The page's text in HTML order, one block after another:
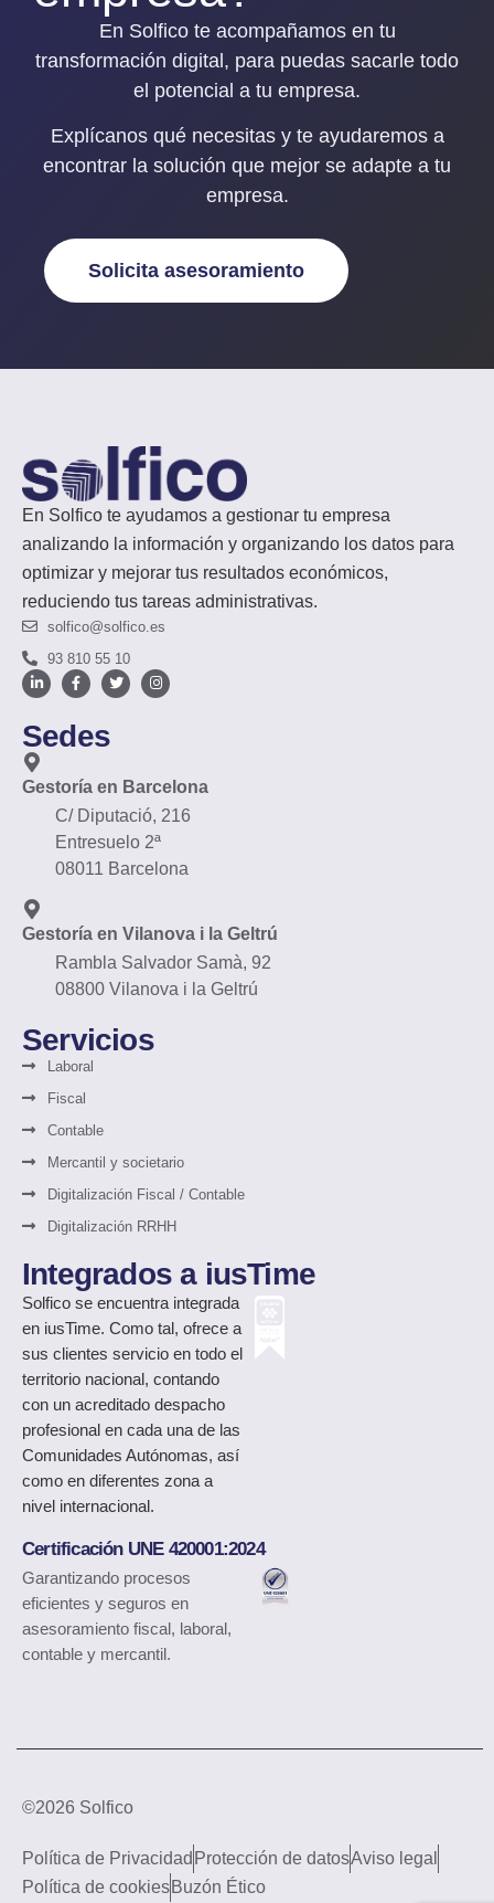
En Solfico te acompañamos en tu
transformación digital, para puedas sacarle todo
el potencial a tu empresa.
Explícanos qué necesitas y te ayudaremos a
encontrar la solución que mejor se adapte a tu
empresa.
Solicita asesoramiento
En Solfico te ayudamos a gestionar tu empresa
analizando la información y organizando los datos para
optimizar y mejorar tus resultados económicos,
reduciendo tus tareas administrativas.
solfico@solfico.es
93 810 55 10
Sedes
Gestoría en Barcelona
C/ Diputació, 216
Entresuelo 2ª
08011 Barcelona
Gestoría en Vilanova i la Geltrú
Rambla Salvador Samà, 92
08800 Vilanova i la Geltrú
Servicios
Laboral
Fiscal
Contable
Mercantil y societario
Digitalización Fiscal / Contable
Digitalización RRHH
Integrados a iusTime
Solfico se encuentra integrada
en iusTime. Como tal, ofrece a
sus clientes servicio en todo el
territorio nacional, contando
con un acreditado despacho
profesional en cada una de las
Comunidades Autónomas, así
como en diferentes zona a
nivel internacional.
Certificación UNE 420001:2024
Garantizando procesos
eficientes y seguros en
asesoramiento fiscal, laboral,
contable y mercantil.
©2026 Solfico
Política de Privacidad Protección de datosAviso legal
Política de cookiesBuzón Ético